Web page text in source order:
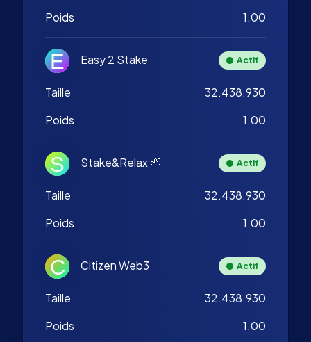
Poids
1.00
Easy 2 Stake Actif
Taille
32.438.930
Poids
1.00
Stake&Relax 🦥 Actif
Taille
32.438.930
Poids
1.00
Citizen Web3 Actif
Taille
32.438.930
Poids
1.00